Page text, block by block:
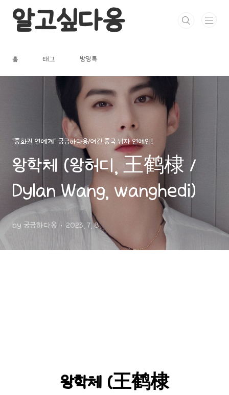
알고싶다옹
홈 태그 방명록
"중화권 연예계" 궁금하다옹/여긴 중국 남자 연예인!
왕학체 (왕허디, 王鹤棣 /
Dylan Wang, wanghedi)
by 궁금하다옹 2023. 7. 8.
왕학체 (王鹤棣